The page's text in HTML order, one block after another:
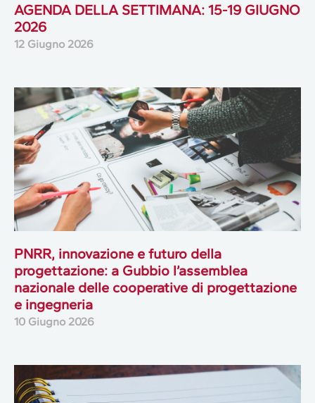
AGENDA DELLA SETTIMANA: 15-19 GIUGNO
2026
12 Giugno 2026
PNRR, innovazione e futuro della
progettazione: a Gubbio l’assemblea
nazionale delle cooperative di progettazione
e ingegneria
10 Giugno 2026